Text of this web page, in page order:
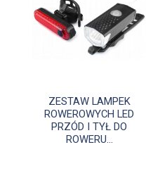
Szybki podgląd
ZESTAW LAMPEK
ROWEROWYCH LED
PRZÓD I TYŁ DO
ROWERU...